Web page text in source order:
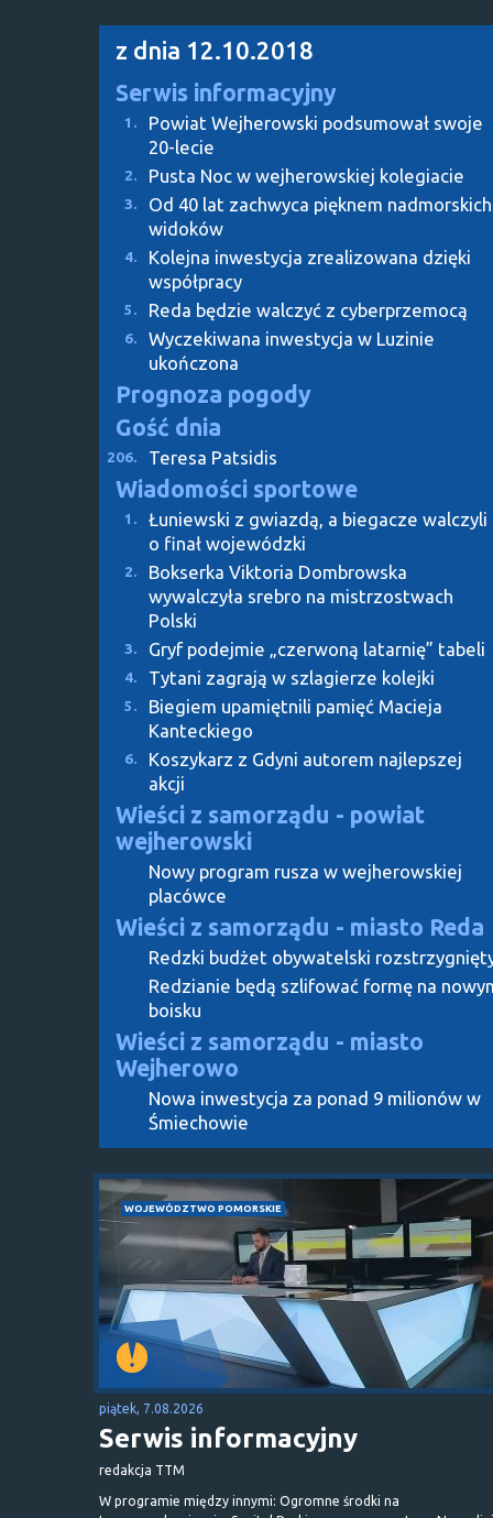
z dnia 12.10.2018
Serwis informacyjny
1.
Powiat Wejherowski podsumował swoje
20-lecie
2. Pusta Noc w wejherowskiej kolegiacie
3.
Od 40 lat zachwyca pięknem nadmorskich
widoków
4.
Kolejna inwestycja zrealizowana dzięki
współpracy
5. Reda będzie walczyć z cyberprzemocą
6.
Wyczekiwana inwestycja w Luzinie
ukończona
Prognoza pogody
Gość dnia
206. Teresa Patsidis
Wiadomości sportowe
1.
Łuniewski z gwiazdą, a biegacze walczyli
o finał wojewódzki
2.
Bokserka Viktoria Dombrowska
wywalczyła srebro na mistrzostwach
Polski
3. Gryf podejmie „czerwoną latarnię” tabeli
4. Tytani zagrają w szlagierze kolejki
5.
Biegiem upamiętnili pamięć Macieja
Kanteckiego
6.
Koszykarz z Gdyni autorem najlepszej
akcji
Wieści z samorządu - powiat
wejherowski
Nowy program rusza w wejherowskiej
placówce
Wieści z samorządu - miasto Reda
Redzki budżet obywatelski
Redzianie będą szlifować formę na
boisku
Wieści z samorządu - miasto
Wejherowo
Nowa inwestycja za ponad 9 milionów w
Śmiechowie
WOJEWÓDZTWO POMORSKIE
piątek, 7.08.2026
Serwis informacyjny
redakcja TTM
W programie między innymi: Ogromne środki na